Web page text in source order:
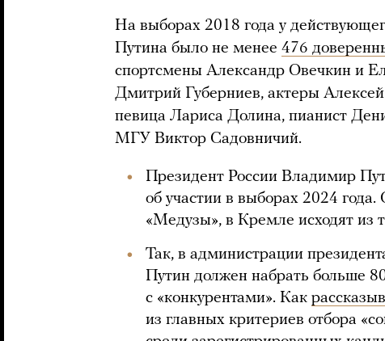
На выборах 2018 года у
Путина было не менее 476
спортсмены Александр Овечкин и
Дмитрий Губерниев, актеры
певица Лариса Долина, пианист
МГУ Виктор Садовничий.
Президент России Владимир
об участии в выборах 2024
«Медузы», в Кремле исходят из
Так, в администрации
Путин должен набрать больше
с «конкурентами». Как
из главных критериев отбора